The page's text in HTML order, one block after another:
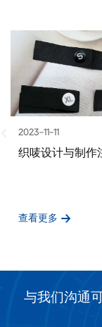
2023-11-11
织唛设计与制作
查看更多
与我们沟通